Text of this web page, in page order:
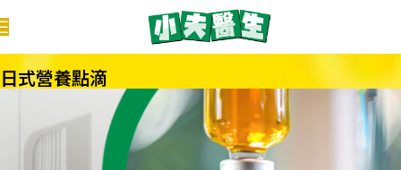
日式營養點滴